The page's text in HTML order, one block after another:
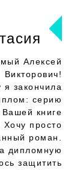
Алексей
Викторович!
я закончила
серию
книге
просто
роман.
дипломную
защитить